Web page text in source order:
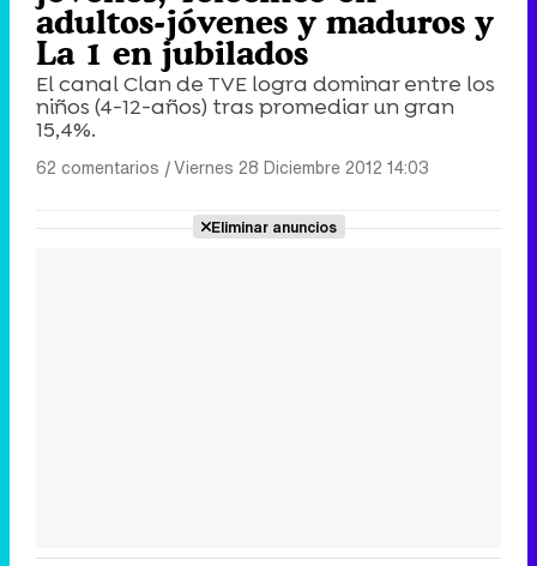
adultos-jóvenes y maduros y
La 1 en jubilados
El canal Clan de TVE logra dominar entre los
niños (4-12-años) tras promediar un gran
15,4%.
62 comentarios |Viernes 28 Diciembre 2012 14:03
Eliminar anuncios